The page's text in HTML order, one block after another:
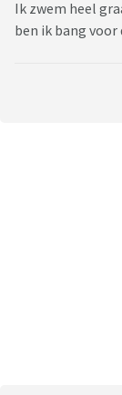
Ik zwem heel
ben ik bang voor